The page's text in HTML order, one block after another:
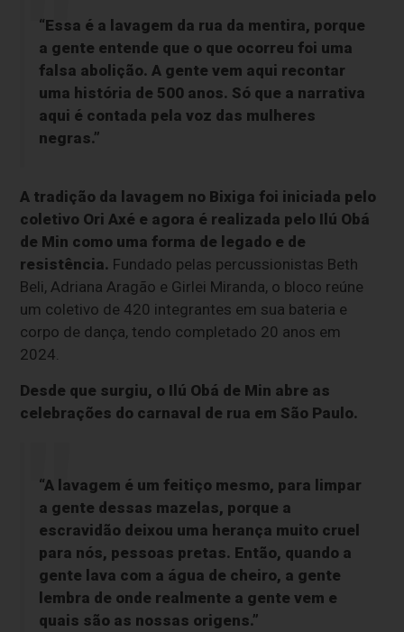
“Essa é a lavagem da rua da mentira, porque
a gente entende que o que ocorreu foi uma
falsa abolição. A gente vem aqui recontar
uma história de 500 anos. Só que a narrativa
aqui é contada pela voz das mulheres
negras.”
A tradição da lavagem no Bixiga foi iniciada pelo
coletivo Ori Axé e agora é realizada pelo Ilú Obá
de Min como uma forma de legado e de
resistência. Fundado pelas percussionistas Beth
Beli, Adriana Aragão e Girlei Miranda, o bloco reúne
um coletivo de 420 integrantes em sua bateria e
corpo de dança, tendo completado 20 anos em
2024.
Desde que surgiu, o Ilú Obá de Min abre as
celebrações do carnaval de rua em São Paulo.
“A lavagem é um feitiço mesmo, para limpar
a gente dessas mazelas, porque a
escravidão deixou uma herança muito cruel
para nós, pessoas pretas. Então, quando a
gente lava com a água de cheiro, a gente
lembra de onde realmente a gente vem e
quais são as nossas origens.”